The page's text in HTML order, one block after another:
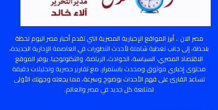
مصر الان .. أبرز المواقع الإخبارية المصرية التي تقدم أخبار مصر اليوم لحظة
بلحظة، إلى جانب تغطية شاملة لأحدث التطورات في العاصمة الإدارية الجديدة،
الاقتصاد المصري، السياسة، الحوادث، الرياضة، والتكنولوجيا. يوفر الموقع
محتوى إخباري موثوق ومحدث باستمرار، مع تقارير حصرية وتحليلات دقيقة
تساعد القارئ على فهم الأحداث بوضوح وسرعة، مما يجعله وجهتك الأولى
لمتابعة كل جديد في مصر والعالم.